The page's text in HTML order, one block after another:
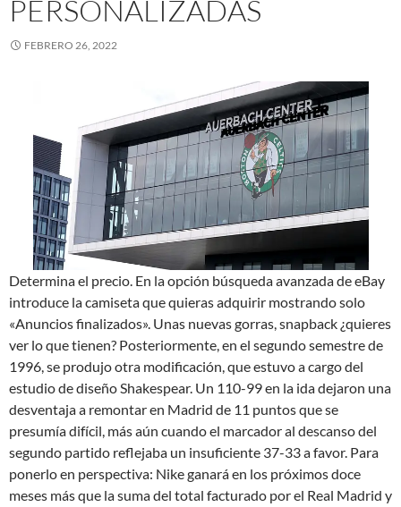
PERSONALIZADAS
FEBRERO 26, 2022
Determina el precio. En la opción búsqueda avanzada de eBay
introduce la camiseta que quieras adquirir mostrando solo
«Anuncios finalizados». Unas nuevas gorras, snapback ¿quieres
ver lo que tienen? Posteriormente, en el segundo semestre de
1996, se produjo otra modificación, que estuvo a cargo del
estudio de diseño Shakespear. Un 110-99 en la ida dejaron una
desventaja a remontar en Madrid de 11 puntos que se
presumía difícil, más aún cuando el marcador al descanso del
segundo partido reflejaba un insuficiente 37-33 a favor. Para
ponerlo en perspectiva: Nike ganará en los próximos doce
meses más que la suma del total facturado por el Real Madrid y